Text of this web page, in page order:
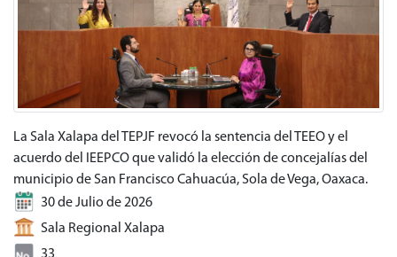
La Sala Xalapa del TEPJF revocó la sentencia del TEEO y el
acuerdo del IEEPCO que validó la elección de concejalías del
municipio de San Francisco Cahuacúa, Sola de Vega, Oaxaca.
30 de Julio de 2026
Sala Regional Xalapa